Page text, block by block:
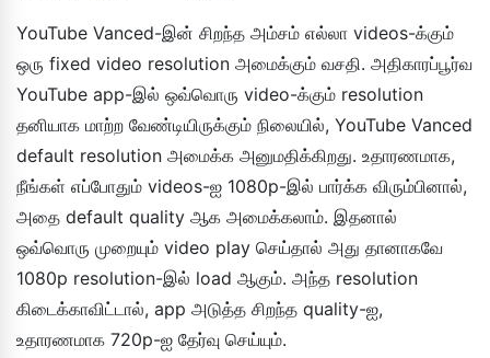
YouTube Vanced-இன் சிறந்த அம்சம் எல்லா videos-க்கும்
ஒரு fixed video resolution அமைக்கும் வசதி. அதிகாரப்பூர்வ
YouTube app-இல் ஒவ்வொரு video-க்கும் resolution
தனியாக மாற்ற வேண்டியிருக்கும் நிலையில், YouTube Vanced
default resolution அமைக்க அனுமதிக்கிறது. உதாரணமாக,
நீங்கள் எப்போதும் videos-ஐ 1080p-இல் பார்க்க விரும்பினால்,
அதை default quality ஆக அமைக்கலாம். இதனால்
ஒவ்வொரு முறையும் video play செய்தால் அது தானாகவே
1080p resolution-இல் load ஆகும். அந்த resolution
கிடைக்காவிட்டால், app அடுத்த சிறந்த quality-ஐ,
உதாரணமாக 720p-ஐ தேர்வு செய்யும்.